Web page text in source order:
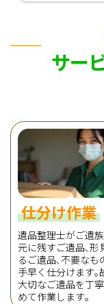
サー
仕分け作業
遺品整理士がご遺
元に残すご遺品､形
るご遺品､不要なも
手早く仕分けます｡
大切なご遺品を丁
めて作業します｡